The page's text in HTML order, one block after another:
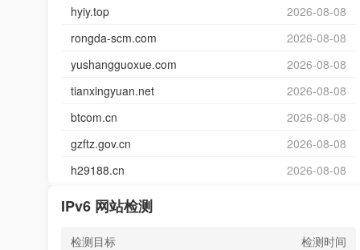
hyiy.top
2026-08-08
rongda-scm.com
2026-08-08
yushangguoxue.com
2026-08-08
tianxingyuan.net
2026-08-08
btcom.cn
2026-08-08
gzftz.gov.cn
2026-08-08
h29188.cn
2026-08-08
IPv6 网站检测
检测目标
检测时间